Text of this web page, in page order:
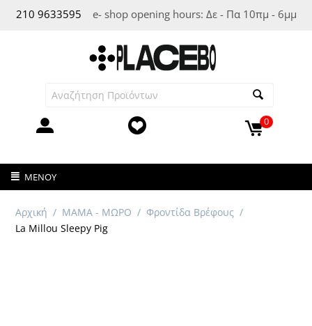
210 9633595 e- shop opening hours: Δε - Πα 10πμ - 6μμ
0
ΜΕΝΟΎ
Αρχική / ΜΑΜΑ - ΜΩΡΟ / Φροντίδα Βρέφους /
La Millou Sleepy Pig